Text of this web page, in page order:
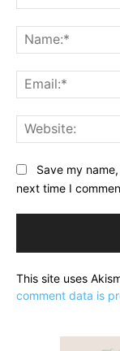
Save my
next time I
This site uses
comment data is